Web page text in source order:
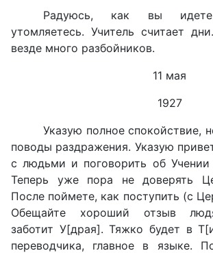
Радуюсь, как вы
утомляетесь. Учитель считает
везде много разбойников.
11 мая
1927
Указую полное спокойствие,
поводы раздражения. Указую
с людьми и поговорить об
Теперь уже пора не доверять
После поймете, как поступить (с
Обещайте хороший отзыв
заботит У[драя]. Тяжко будет в
переводчика, главное в языке.